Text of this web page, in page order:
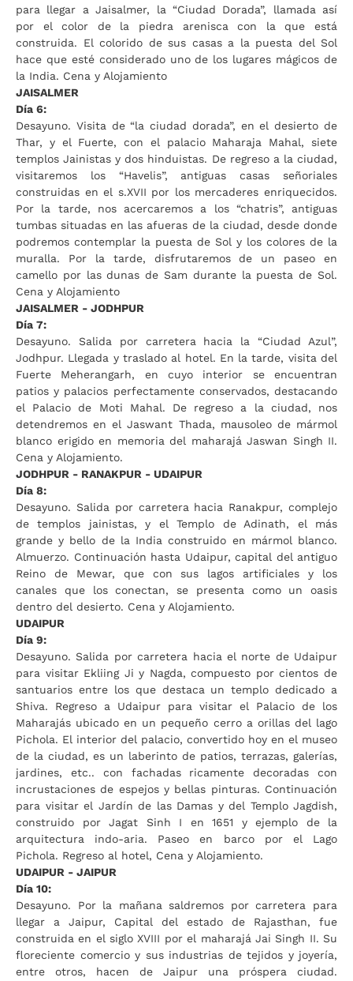
para llegar a Jaisalmer, la “Ciudad Dorada”, llamada así
por el color de la piedra arenisca con la que está
construida. El colorido de sus casas a la puesta del Sol
hace que esté considerado uno de los lugares mágicos de
la India. Cena y Alojamiento
JAISALMER
Día 6:
Desayuno. Visita de “la ciudad dorada”, en el desierto de
Thar, y el Fuerte, con el palacio Maharaja Mahal, siete
templos Jainistas y dos hinduistas. De regreso a la ciudad,
visitaremos los “Havelis”, antiguas casas señoriales
construidas en el s.XVII por los mercaderes enriquecidos.
Por la tarde, nos acercaremos a los “chatris”, antiguas
tumbas situadas en las afueras de la ciudad, desde donde
podremos contemplar la puesta de Sol y los colores de la
muralla. Por la tarde, disfrutaremos de un paseo en
camello por las dunas de Sam durante la puesta de Sol.
Cena y Alojamiento
JAISALMER - JODHPUR
Día 7:
Desayuno. Salida por carretera hacia la “Ciudad Azul”,
Jodhpur. Llegada y traslado al hotel. En la tarde, visita del
Fuerte Meherangarh, en cuyo interior se encuentran
patios y palacios perfectamente conservados, destacando
el Palacio de Moti Mahal. De regreso a la ciudad, nos
detendremos en el Jaswant Thada, mausoleo de mármol
blanco erigido en memoria del maharajá Jaswan Singh II.
Cena y Alojamiento.
JODHPUR - RANAKPUR - UDAIPUR
Día 8:
Desayuno. Salida por carretera hacia Ranakpur, complejo
de templos jainistas, y el Templo de Adinath, el más
grande y bello de la India construido en mármol blanco.
Almuerzo. Continuación hasta Udaipur, capital del antiguo
Reino de Mewar, que con sus lagos artificiales y los
canales que los conectan, se presenta como un oasis
dentro del desierto. Cena y Alojamiento.
UDAIPUR
Día 9:
Desayuno. Salida por carretera hacia el norte de Udaipur
para visitar Ekliing Ji y Nagda, compuesto por cientos de
santuarios entre los que destaca un templo dedicado a
Shiva. Regreso a Udaipur para visitar el Palacio de los
Maharajás ubicado en un pequeño cerro a orillas del lago
Pichola. El interior del palacio, convertido hoy en el museo
de la ciudad, es un laberinto de patios, terrazas, galerías,
jardines, etc.. con fachadas ricamente decoradas con
incrustaciones de espejos y bellas pinturas. Continuación
para visitar el Jardín de las Damas y del Templo Jagdish,
construido por Jagat Sinh I en 1651 y ejemplo de la
arquitectura indo-aria. Paseo en barco por el Lago
Pichola. Regreso al hotel, Cena y Alojamiento.
UDAIPUR - JAIPUR
Día 10:
Desayuno. Por la mañana saldremos por carretera para
llegar a Jaipur, Capital del estado de Rajasthan, fue
construida en el siglo XVIII por el maharajá Jai Singh II. Su
floreciente comercio y sus industrias de tejidos y joyería,
entre otros, hacen de Jaipur una próspera ciudad.